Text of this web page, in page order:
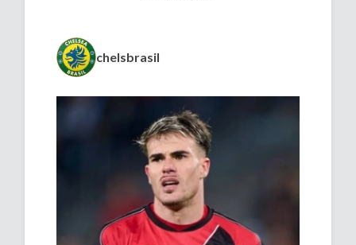
chelsbrasil